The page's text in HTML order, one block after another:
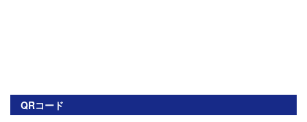
QRコード